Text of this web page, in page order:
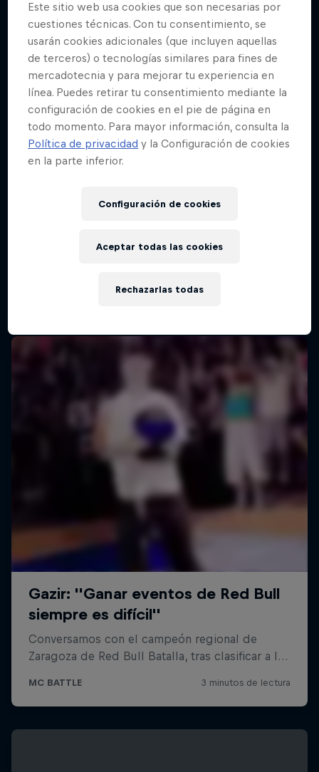
Este sitio web usa cookies que son necesarias por
cuestiones técnicas. Con tu consentimiento, se
usarán cookies adicionales (que incluyen aquellas
de terceros) o tecnologías similares para fines de
mercadotecnia y para mejorar tu experiencia en
línea. Puedes retirar tu consentimiento mediante la
configuración de cookies en el pie de página en
todo momento. Para mayor información, consulta la
Política de privacidad y la Configuración de cookies
en la parte inferior.
Configuración de cookies
Rechazarlas todas
Aceptar todas las cookies